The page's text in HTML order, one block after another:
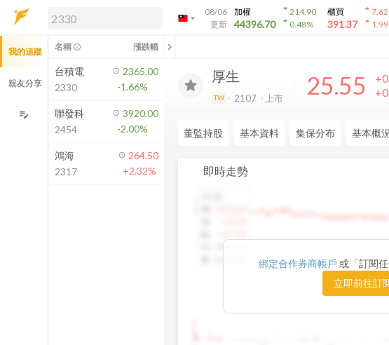
arrow_drop_down
08/06
更新
加權
44396.70
arrow_drop_down214.90
arrow_drop_down0.48%
櫃買
391.37
arrow_drop_up7.62
arrow_drop_up1.99
解鎖即時行情及進階功能
方案」，即可解鎖以下功能：
即時行情
即時市況與排行
成交金額熱力圖
前往方案訂閱
如何綁定合作券商
厚生
TW 2107 上市 25.55
董監持股 基本資料 集保分布 基本概況
即時走勢
綁定合作券商帳戶 或「訂閱
立即前往訂
我的追蹤
親友分享
edit_note
名稱 info_outline 漲跌幅 chevron_left
台積電
2330
2365.00
-1.66%
聯發科
2454
3920.00
-2.00%
鴻海
2317
264.50
+2.32%